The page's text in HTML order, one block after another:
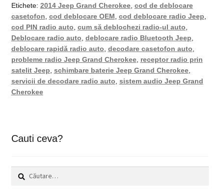
Etichete: 2014 Jeep Grand Cherokee, cod de deblocare
casetofon, cod deblocare OEM, cod deblocare radio Jeep,
cod PIN radio auto, cum să deblochezi radio-ul auto,
Deblocare radio auto, deblocare radio Bluetooth Jeep,
deblocare rapidă radio auto, decodare casetofon auto,
probleme radio Jeep Grand Cherokee, receptor radio prin
satelit Jeep, schimbare baterie Jeep Grand Cherokee,
servicii de decodare radio auto, sistem audio Jeep Grand
Cherokee
Cauti ceva?
Caută
după: